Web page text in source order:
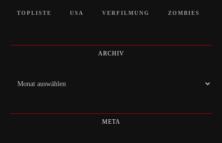
TOPLISTE USA VERFILMUNG ZOMBIES
ARCHIV
Archiv
META